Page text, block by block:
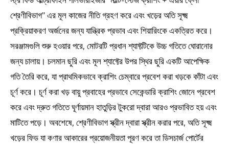
শ্রেণীবিভাগ" এর মূল কাজের নীতি গ্রহণ করে এবং খড়ের অতি সূক্ষ্ম
প্রক্রিয়াকরণ অর্জনের জন্য যান্ত্রিক প্রভাব এবং শিয়ারিংকে একত্রিত করে।
সরঞ্জামগুলি শুরু হওয়ার পরে, মোটরটি প্রধান শ্যাফ্টটিকে উচ্চ গতিতে ঘোরানোর
জন্য চালায়। চলমান ছুরি এবং মূল শ্যাফ্টের উপর স্থির ছুরি একটি আপেক্ষিক
গতি তৈরি করে, যা প্রাথমিকভাবে ক্রাশিং চেম্বারে প্রবেশ করা খড়কে কাঁটা এবং
চূর্ণ করে। চূর্ণ করা খড় বায়ু প্রবাহের প্রভাবে সেকেন্ডারি ক্রাশিং জোনে প্রবেশ
করে এবং দ্রুত গতিতে ঘূর্ণায়মান হাতুড়ির টুকরো দ্বারা আরও প্রভাবিত হয় এবং
মাটিতে পড়ে। অবশেষে, শ্রেণীবিভাগ স্ক্রীন দ্বারা স্ক্রীন করার পরে, অতি সূক্ষ্ম
খড়ের ফিড যা কণার আকারের প্রয়োজনীয়তা পূরণ করে তা ডিসচার্জ পোর্টের